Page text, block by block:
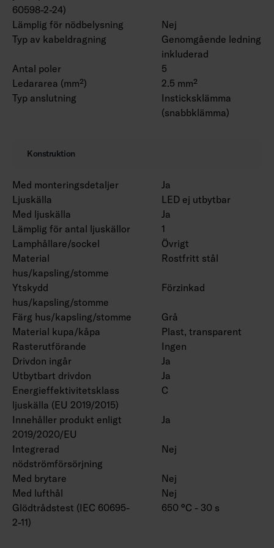
60598-2-24)
Lämplig för nödbelysning
Nej
Typ av kabeldragning
Genomgående ledning
inkluderad
Antal poler
5
Ledararea (mm²)
2.5 mm²
Typ anslutning
Insticksklämma
(snabbklämma)
Konstruktion
Med monteringsdetaljer
Ja
Ljuskälla
LED ej utbytbar
Med ljuskälla
Ja
Lämplig för antal ljuskällor
1
Lamphållare/sockel
Övrigt
Material
hus/kapsling/stomme
Rostfritt stål
Ytskydd
hus/kapsling/stomme
Förzinkad
Färg hus/kapsling/stomme
Grå
Material kupa/kåpa
Plast, transparent
Rasterutförande
Ingen
Drivdon ingår
Ja
Utbytbart drivdon
Ja
Energieffektivitetsklass
ljuskälla (EU 2019/2015)
C
Innehåller produkt enligt
2019/2020/EU
Ja
Integrerad
nödströmförsörjning
Nej
Med brytare
Nej
Med lufthål
Nej
Glödtrådstest (IEC 60695-
2-11)
650 °C - 30 s